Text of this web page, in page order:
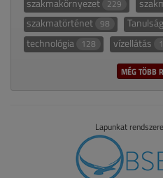
szakmakörnyezet 229
szakmatörténet 98
technológia 128 vízellátás
MÉG TÖBB
Lapunkat